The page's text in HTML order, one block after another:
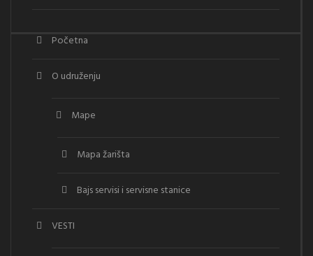
Početna
O udruženju
Mape
Mapa žarišta
Bajs servisi i servisne stanice
VESTI